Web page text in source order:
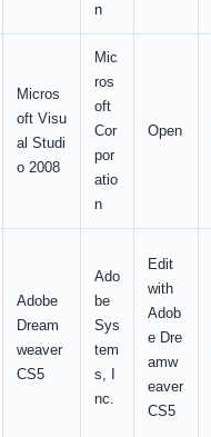
n
Micros
oft Visu
al Studi
o 2008
Mic
ros
oft
Cor
por
atio
n
Open
Adobe
Dream
weaver
CS5
Ado
be
Sys
tem
s, I
nc.
Edit
with
Adob
e Dre
amw
eaver
CS5